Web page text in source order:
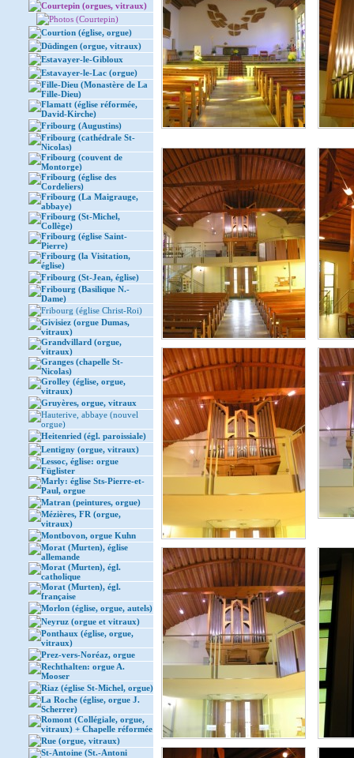
Courtepin (orgues, vitraux)
Photos (Courtepin)
Courtion (église, orgue)
Düdingen (orgue, vitraux)
Estavayer-le-Gibloux
Estavayer-le-Lac (orgue)
Fille-Dieu (Monastère de La
Fille-Dieu)
Flamatt (église réformée,
David-Kirche)
Fribourg (Augustins)
Fribourg (cathédrale St-
Nicolas)
Fribourg (couvent de
Montorge)
Fribourg (église des
Cordeliers)
Fribourg (La Maigrauge,
abbaye)
Fribourg (St-Michel,
Collège)
Fribourg (église Saint-
Pierre)
Fribourg (la Visitation,
église)
Fribourg (St-Jean, église)
Fribourg (Basilique N.-
Dame)
Fribourg (église Christ-Roi)
Givisiez (orgue Dumas,
vitraux)
Grandvillard (orgue,
vitraux)
Granges (chapelle St-
Nicolas)
Grolley (église, orgue,
vitraux)
Gruyères, orgue, vitraux
Hauterive, abbaye (nouvel
orgue)
Heitenried (égl. paroissiale)
Lentigny (orgue, vitraux)
Lessoc, église: orgue
Füglister
Marly: église Sts-Pierre-et-
Paul, orgue
Matran (peintures, orgue)
Mézières, FR (orgue,
vitraux)
Montbovon, orgue Kuhn
Morat (Murten), église
allemande
Morat (Murten), égl.
catholique
Morat (Murten), égl.
française
Morlon (église, orgue, autels)
Neyruz (orgue et vitraux)
Ponthaux (église, orgue,
vitraux)
Prez-vers-Noréaz, orgue
Rechthalten: orgue A.
Mooser
Riaz (église St-Michel, orgue)
La Roche (église, orgue J.
Scherrer)
Romont (Collégiale, orgue,
vitraux) + Chapelle réformée
Rue (orgue, vitraux)
St-Antoine (St.-Antoni